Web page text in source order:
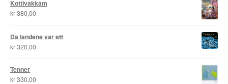
Thomas Falla Eriksen
Tim Ng Tvedt
Kottivakkam
kr380,00
Da landene var ett
kr320,00
Tenner
kr330,00